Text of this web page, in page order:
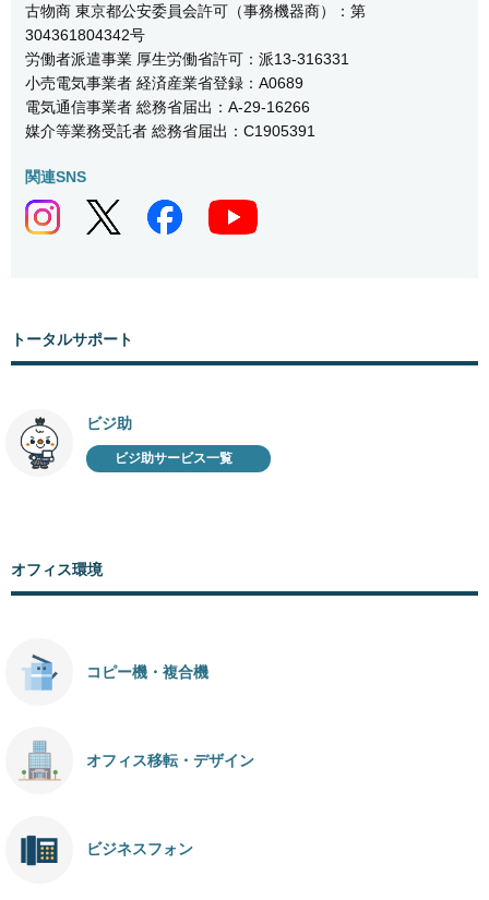
古物商 東京都公安委員会許可（事務機器商）：第
304361804342号
労働者派遣事業 厚生労働省許可：派13-316331
小売電気事業者 経済産業省登録：A0689
電気通信事業者 総務省届出：A-29-16266
媒介等業務受託者 総務省届出：C1905391
関連SNS
トータルサポート
ビジ助
ビジ助サービス一覧
オフィス環境
コピー機・複合機
オフィス移転・デザイン
ビジネスフォン